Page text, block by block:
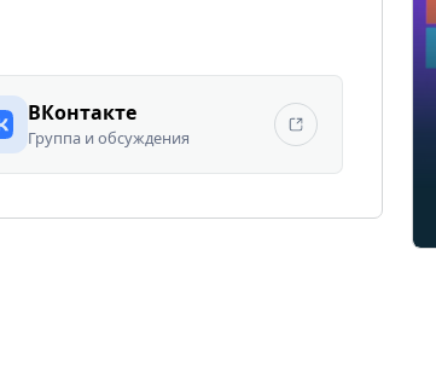
ВКонтакте
Группа и обсуждения